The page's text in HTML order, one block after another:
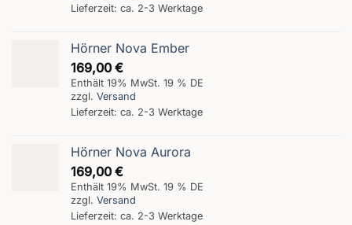
Lieferzeit: ca. 2-3 Werktage
Hörner Nova Ember
169,00 €
Enthält 19% MwSt. 19 % DE
zzgl. Versand
Lieferzeit: ca. 2-3 Werktage
Hörner Nova Aurora
169,00 €
Enthält 19% MwSt. 19 % DE
zzgl. Versand
Lieferzeit: ca. 2-3 Werktage